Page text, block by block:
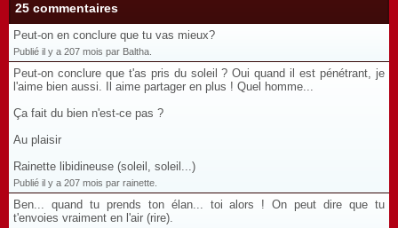
25 commentaires
Peut-on en conclure que tu vas mieux?
Publié il y a 207 mois par Baltha.
Peut-on conclure que t'as pris du soleil ? Oui quand il est pénétrant, je
l'aime bien aussi. Il aime partager en plus ! Quel homme...
Ça fait du bien n'est-ce pas ?
Au plaisir
Rainette libidineuse (soleil, soleil...)
Publié il y a 207 mois par rainette.
Ben... quand tu prends ton élan... toi alors ! On peut dire que tu
t'envoies vraiment en l'air (rire).